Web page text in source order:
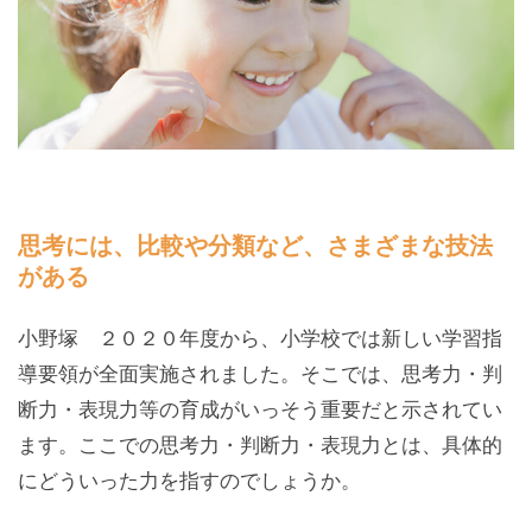
思考には、比較や分類など、さまざまな技法
がある
小野塚 ２０２０年度から、小学校では新しい学習指
導要領が全面実施されました。そこでは、思考力・判
断力・表現力等の育成がいっそう重要だと示されてい
ます。ここでの思考力・判断力・表現力とは、具体的
にどういった力を指すのでしょうか。